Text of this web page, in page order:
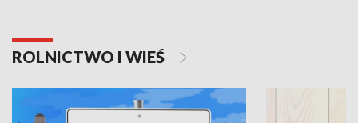
ROLNICTWO I WIEŚ